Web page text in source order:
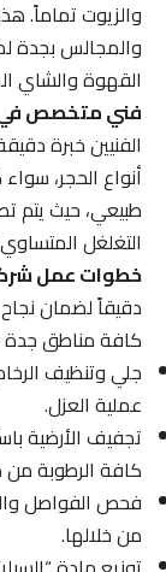
والزيوت تماماً.
والمجالس بجدة
القهوة والشاي
فني متخصص في
الفنيين خبرة
أنواع الحجر، سواء
طبيعي، حيث يتم
التغلغل المتساوي
خطوات عمل
دقيقاً لضمان نجاح
كافة مناطق جدة ما
جلي وتنظيف الرخام
عملية العزل.
تجفيف الأرضية
كافة الرطوبة من
فحص الفواصل
من خلالها.